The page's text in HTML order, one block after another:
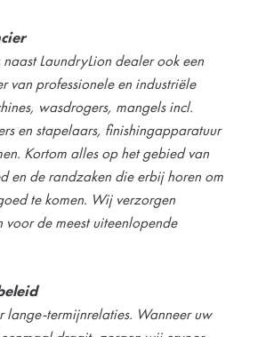
LaundryLion dealer ook een
van professionele en industriële
wasdrogers, mangels incl.
en stapelaars, finishingapparatuur
Kortom alles op het gebied van
en de randzaken die erbij horen om
te komen. Wij verzorgen
voor de meest uiteenlopende
lange-termijnrelaties. Wanneer uw